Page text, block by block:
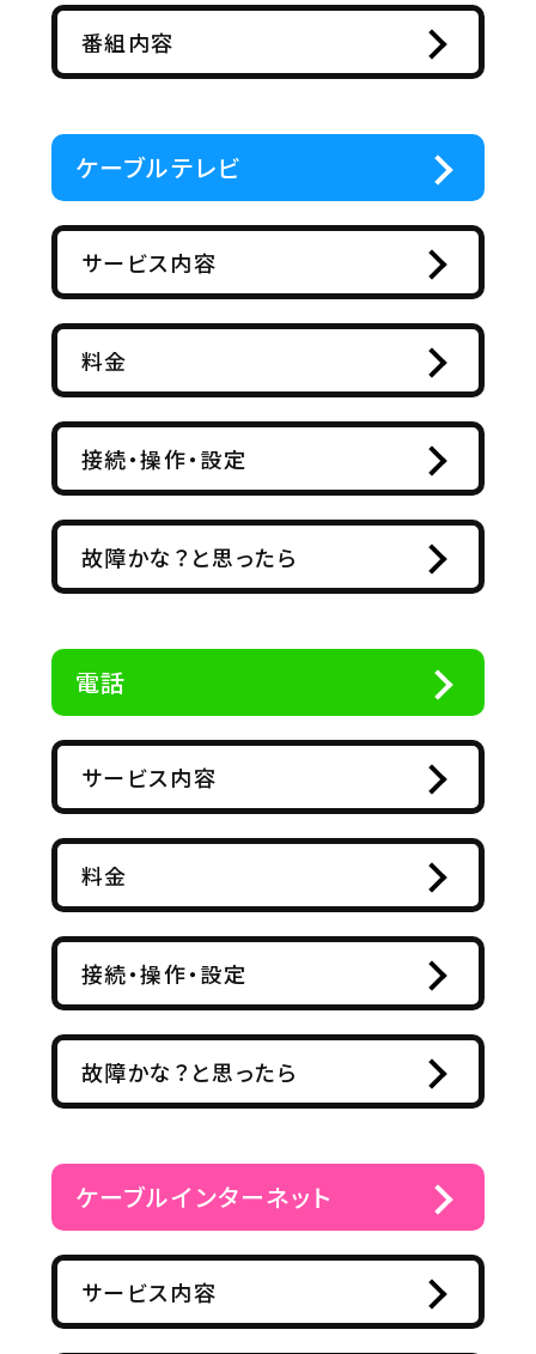
番組内容
ケーブルテレビ
サービス内容
料金
接続・操作・設定
故障かな？と思ったら
電話
サービス内容
料金
接続・操作・設定
故障かな？と思ったら
ケーブルインターネット
サービス内容